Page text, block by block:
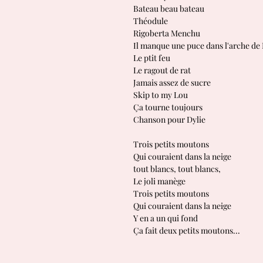
Bateau beau bateau
Théodule
Rigoberta Menchu
Il manque une puce dans l'arche de
Le ptit feu
Le ragout de rat
Jamais assez de sucre
Skip to my Lou
Ça tourne toujours
Chanson pour Dylie
Trois petits moutons
Qui couraient dans la neige
tout blancs, tout blancs,
Le joli manège
Trois petits moutons
Qui couraient dans la neige
Y en a un qui fond
Ça fait deux petits moutons...